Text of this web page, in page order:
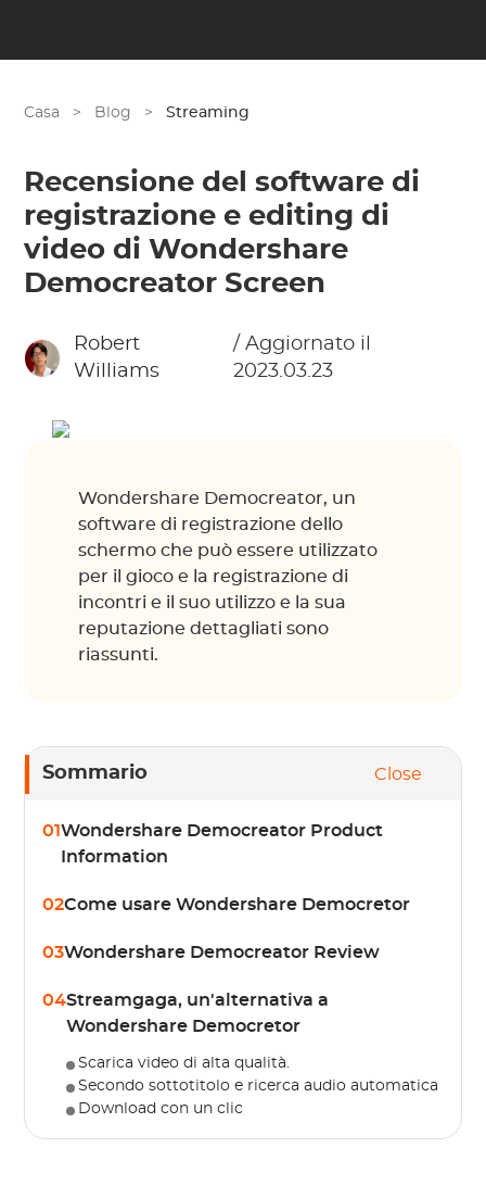
Casa > Blog > Streaming
Recensione del software di
registrazione e editing di
video di Wondershare
Democreator Screen
Robert
Williams
/ Aggiornato il
2023.03.23
Wondershare Democreator, un
software di registrazione dello
schermo che può essere utilizzato
per il gioco e la registrazione di
incontri e il suo utilizzo e la sua
reputazione dettagliati sono
riassunti.
Sommario Close
01Wondershare Democreator Product
Information
02Come usare Wondershare Democretor
03Wondershare Democreator Review
04Streamgaga, un'alternativa a
Wondershare Democretor
Scarica video di alta qualità.
Secondo sottotitolo e ricerca audio automatica
Download con un clic